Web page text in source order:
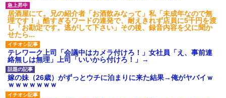
居酒屋にて。兄の紹介者「お酒飲みなって」私「未成年なので無
理です！」酷すぎるワードの連発で、耐えきれず店員に5千円を渡
し「お勘定です。逃がして下さい」その後、録音内容を父に聞か
せたら...
テレワーク上司「会議中はカメラ付けろ！」女社員「え、事前連
絡無しは無理」上司「いいから付けろ！」→
嫁の妹（26歳）がずっとウチに泊まりに来た結果→俺がヤバイｗ
ｗｗｗｗｗｗｗ